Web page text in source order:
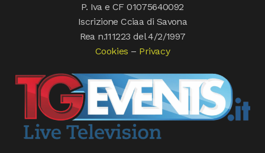
P. Iva e CF 01075640092
Iscrizione Cciaa di Savona
Rea n.111223 del 4/2/1997
Cookies – Privacy